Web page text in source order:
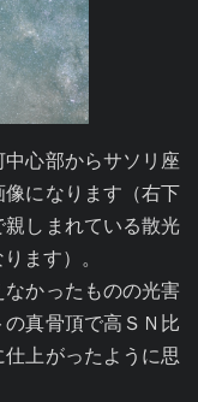
心部からサソリ座
になります（右下
しまれている散光
ます）。
かったものの光害
の真骨頂で高ＳＮ比
上がったように思